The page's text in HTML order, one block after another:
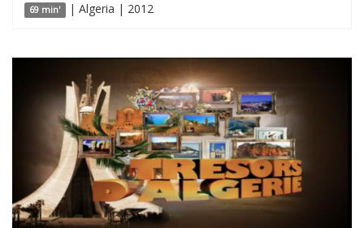
69 min' | Algeria | 2012